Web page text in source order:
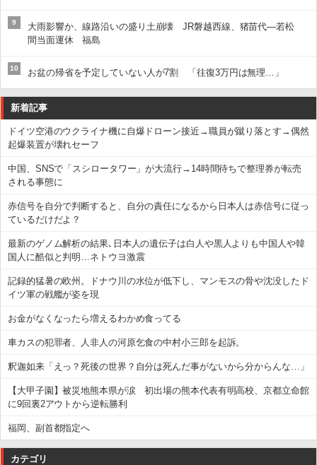
9
大雨影響か、線路沿いの盛り土崩壊 JR磐越西線、猪苗代―若松
間当面運休 福島
10 お盆の帰省を予定していない人が7割 「往復3万円は無理…」
新着記事
ドイツ空港のウクライナ機に自爆ドローン接近→職員が蹴り落とす→偶然
起爆装置が壊れセーフ
中国、SNSで「スシロータワー」が大流行→14時間待ちで整理券が転売
される事態に
赤信号を自分で判断すると、自分の責任になるから日本人は赤信号に従っ
ているだけだよ？
最新のゲノム解析の結果､日本人の遺伝子は白人や黒人よりも中国人や韓
国人に酷似と判明…ネトウヨ激震
記録的猛暑の欧州。ドナウ川の水位が低下し、マンモスの骨や沈没したド
イツ軍の戦艦が姿を現
お金がなくなったら増えるわかめ食ってる
車カスの犯罪者、人非人の河原乞食の中村小三郎を起訴。
釈迦如来「えっ？死後の世界？自分は死んだ事がないから分からんな…」
【大甲子園】被災地熊本県が涙 初出場の熊本代表有明高校、京都立命館
に9回裏2アウトから逆転勝利
福岡、副首都指定へ
カテゴリ